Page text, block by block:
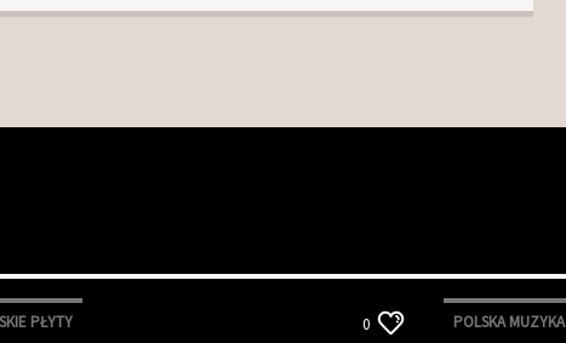
PŁYTY 0 POLSKA MUZYKA